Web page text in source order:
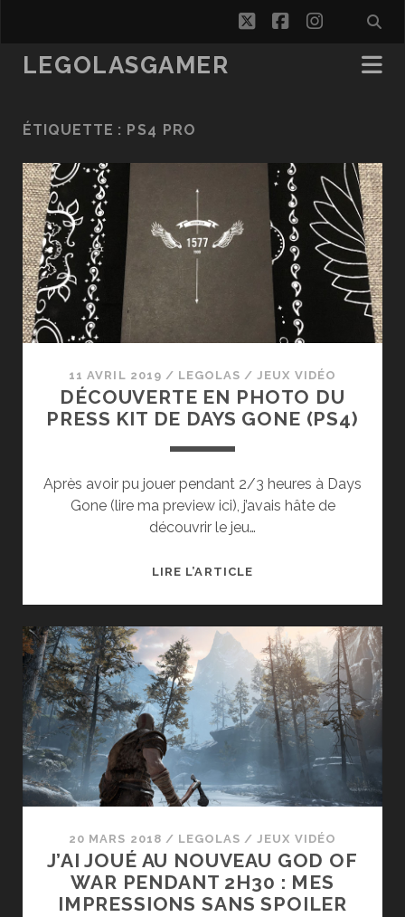
twitterfacebook
LEGOLASGAMER
ÉTIQUETTE : PS4 PRO
11 AVRIL 2019 / LEGOLAS /JEUX VIDÉO
DÉCOUVERTE EN PHOTO DU
PRESS KIT DE DAYS GONE (PS4)
Après avoir pu jouer pendant 2/3 heures à Days
Gone (lire ma preview ici), j’avais hâte de
découvrir le jeu…
LIRE L’ARTICLEDÉCOUVERTE
DU
PRESS
KIT
DE
DAYS
GONE
(PS4)
20 MARS 2018 / LEGOLAS /JEUX VIDÉO
J’AI JOUÉ AU NOUVEAU GOD OF
WAR PENDANT 2H30 : MES
IMPRESSIONS SANS SPOILER